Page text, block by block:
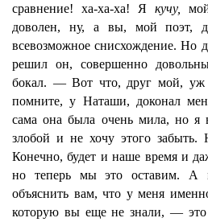
сравнение! ха-ха-ха! Якучу,
доволен, ну, а вы, мой поэт,
всевозможное снисхождение. Но
решил он, совершенно
бокал. — Вот что, друг мой, уж
помните, у Наташи, доконал
сама она была очень мила, но я
злобой и не хочу этого забыть.
Конечно, будет и наше время и
но теперь мы это оставим. А
объяснить вам, что у меня
которую вы еще не знали, — это